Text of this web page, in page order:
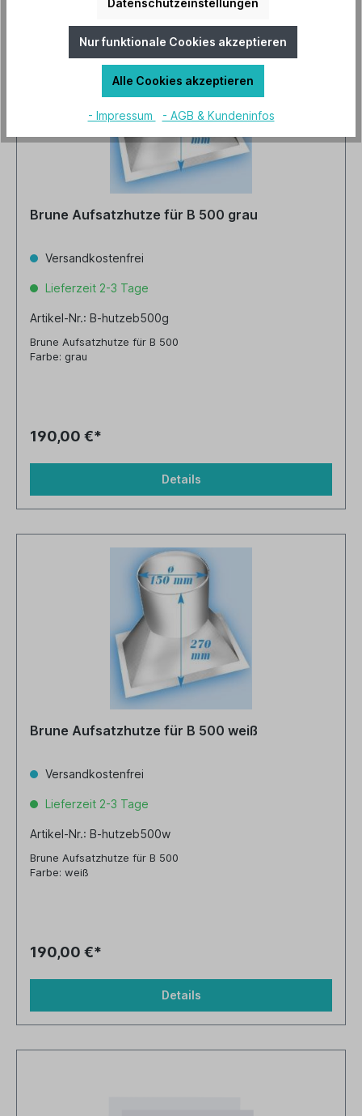
Brune Aufsatzhutze für B 500 grau
Versandkostenfrei
Lieferzeit 2-3 Tage
Artikel-Nr.: B-hutzeb500g
Brune Aufsatzhutze für B 500
Farbe: grau
190,00 €*
Details
Brune Aufsatzhutze für B 500 weiß
Versandkostenfrei
Lieferzeit 2-3 Tage
Artikel-Nr.: B-hutzeb500w
Brune Aufsatzhutze für B 500
Farbe: weiß
190,00 €*
Details
Datenschutzeinstellungen
Nur funktionale Cookies akzeptieren
Alle Cookies akzeptieren
- Impressum - AGB & Kundeninfos